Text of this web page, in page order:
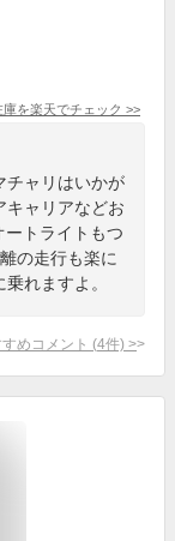
庫を楽天でチェック >>
チャリはいかが
キャリアなどお
トライトもつ
の走行も楽に
れますよ。
めコメント (4件) >